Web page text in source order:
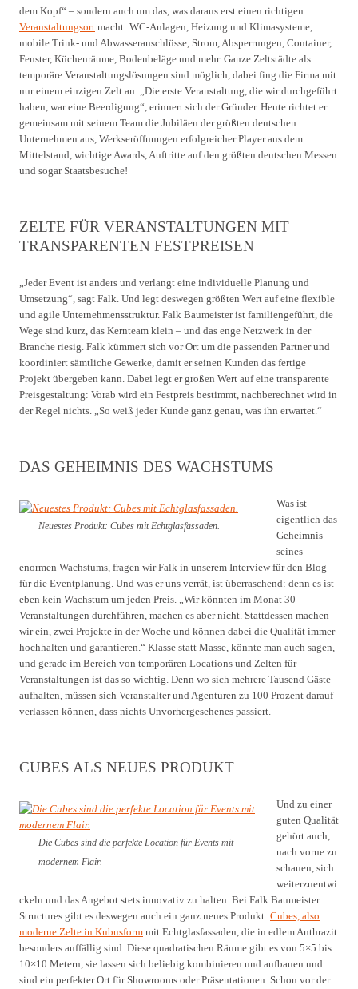
dem Kopf“ – sondern auch um das, was daraus erst einen richtigen
Veranstaltungsort macht: WC-Anlagen, Heizung und Klimasysteme,
mobile Trink- und Abwasseranschlüsse, Strom, Absperrungen, Container,
Fenster, Küchenräume, Bodenbeläge und mehr. Ganze Zeltstädte als
temporäre Veranstaltungslösungen sind möglich, dabei fing die Firma mit
nur einem einzigen Zelt an. „Die erste Veranstaltung, die wir durchgeführt
haben, war eine Beerdigung“, erinnert sich der Gründer. Heute richtet er
gemeinsam mit seinem Team die Jubiläen der größten deutschen
Unternehmen aus, Werkseröffnungen erfolgreicher Player aus dem
Mittelstand, wichtige Awards, Auftritte auf den größten deutschen Messen
und sogar Staatsbesuche!
ZELTE FÜR VERANSTALTUNGEN MIT
TRANSPARENTEN FESTPREISEN
„Jeder Event ist anders und verlangt eine individuelle Planung und
Umsetzung“, sagt Falk. Und legt deswegen größten Wert auf eine flexible
und agile Unternehmensstruktur. Falk Baumeister ist familiengeführt, die
Wege sind kurz, das Kernteam klein – und das enge Netzwerk in der
Branche riesig. Falk kümmert sich vor Ort um die passenden Partner und
koordiniert sämtliche Gewerke, damit er seinen Kunden das fertige
Projekt übergeben kann. Dabei legt er großen Wert auf eine transparente
Preisgestaltung: Vorab wird ein Festpreis bestimmt, nachberechnet wird in
der Regel nichts. „So weiß jeder Kunde ganz genau, was ihn erwartet.“
DAS GEHEIMNIS DES WACHSTUMS
Neuestes Produkt: Cubes mit Echtglasfassaden.
Was ist
eigentlich das
Geheimnis
seines
enormen Wachstums, fragen wir Falk in unserem Interview für den Blog
für die Eventplanung. Und was er uns verrät, ist überraschend: denn es ist
eben kein Wachstum um jeden Preis. „Wir könnten im Monat 30
Veranstaltungen durchführen, machen es aber nicht. Stattdessen machen
wir ein, zwei Projekte in der Woche und können dabei die Qualität immer
hochhalten und garantieren.“ Klasse statt Masse, könnte man auch sagen,
und gerade im Bereich von temporären Locations und Zelten für
Veranstaltungen ist das so wichtig. Denn wo sich mehrere Tausend Gäste
aufhalten, müssen sich Veranstalter und Agenturen zu 100 Prozent darauf
verlassen können, dass nichts Unvorhergesehenes passiert.
CUBES ALS NEUES PRODUKT
Die Cubes sind die perfekte Location für Events mit
modernem Flair.
Und zu einer
guten Qualität
gehört auch,
nach vorne zu
schauen, sich
weiterzuentwi
ckeln und das Angebot stets innovativ zu halten. Bei Falk Baumeister
Structures gibt es deswegen auch ein ganz neues Produkt: Cubes, also
moderne Zelte in Kubusform mit Echtglasfassaden, die in edlem Anthrazit
besonders auffällig sind. Diese quadratischen Räume gibt es von 5×5 bis
10×10 Metern, sie lassen sich beliebig kombinieren und aufbauen und
sind ein perfekter Ort für Showrooms oder Präsentationen. Schon vor der